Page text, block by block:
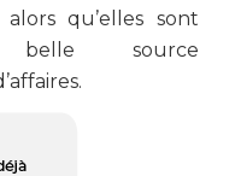
qu’elles sont
belle source